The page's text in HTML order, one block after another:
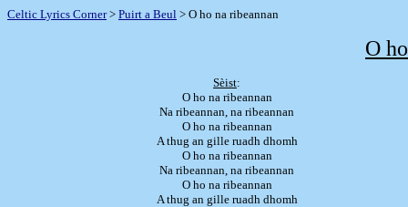
Celtic Lyrics Corner> Puirt a Beul > O ho na ribeannan
O
Sèist:
O ho na ribeannan
Na ribeannan, na ribeannan
O ho na ribeannan
A thug an gille ruadh dhomh
O ho na ribeannan
Na ribeannan, na ribeannan
O ho na ribeannan
A thug an gille ruadh dhomh